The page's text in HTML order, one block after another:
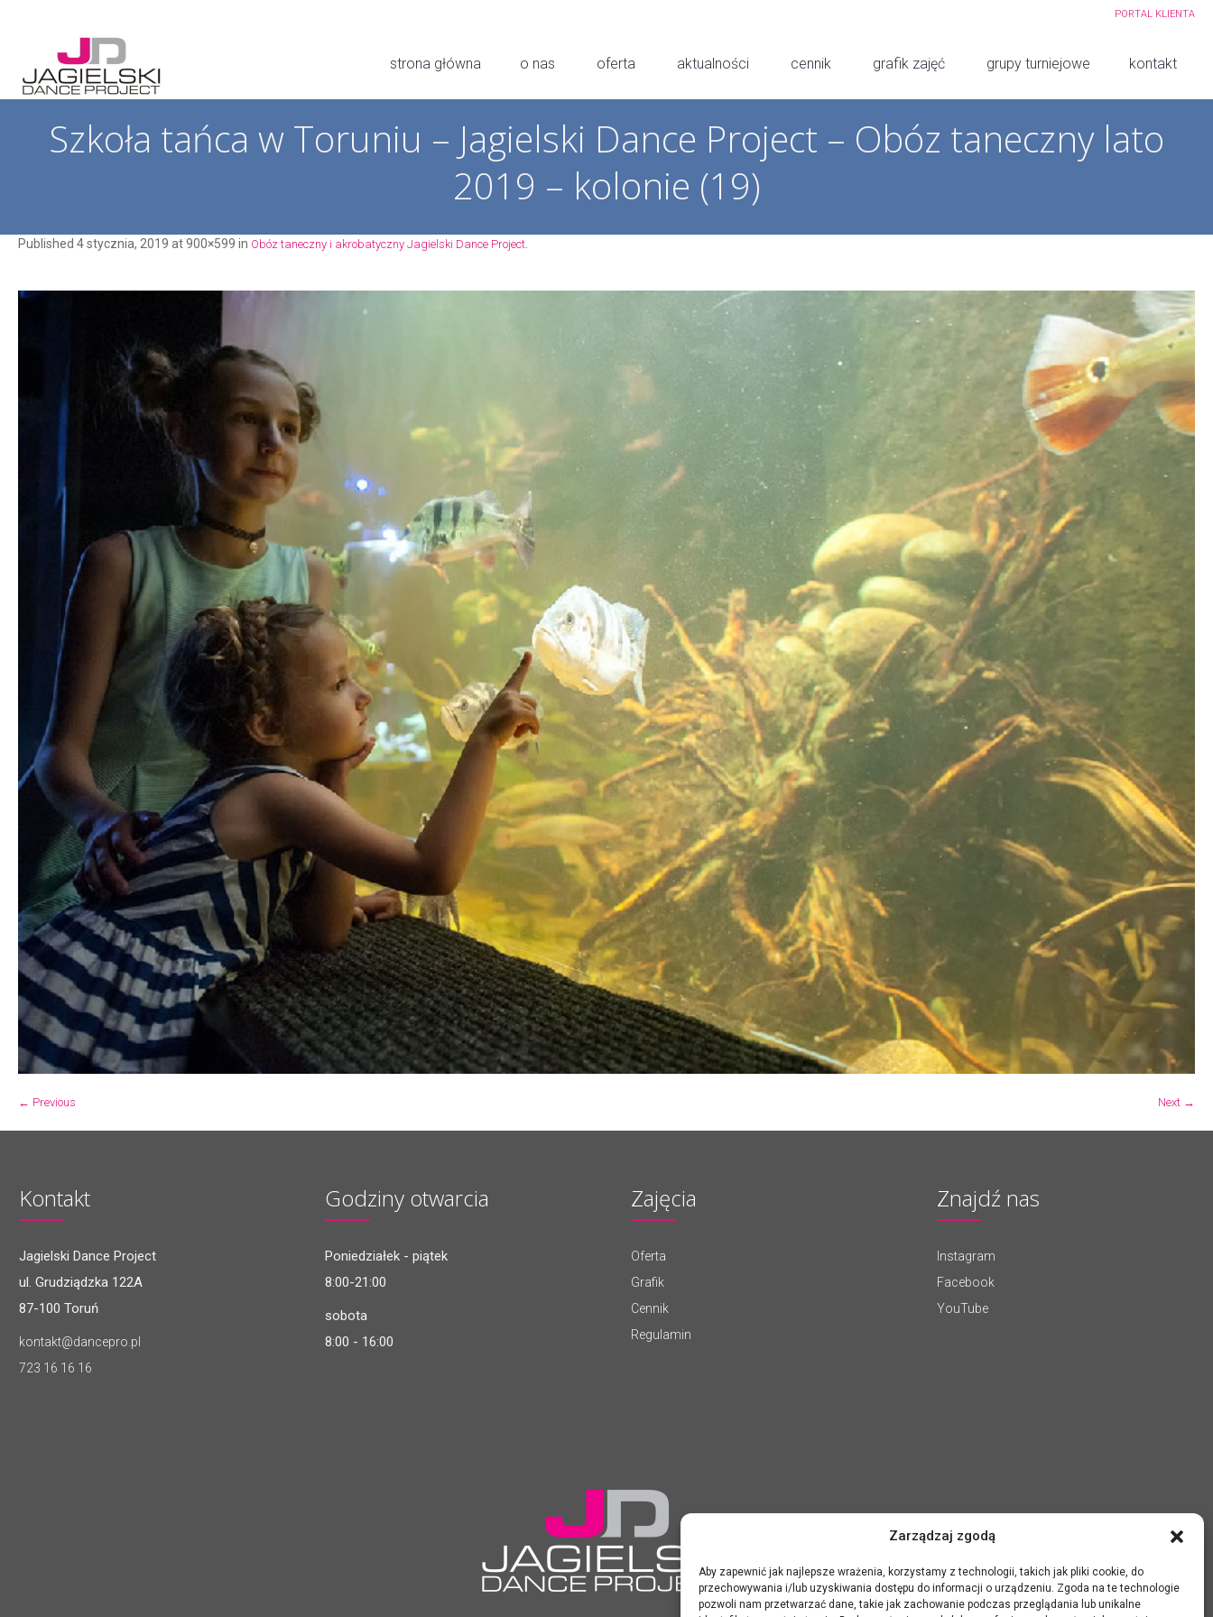
Zarządzaj zgodą
Aby zapewnić jak najlepsze wrażenia, korzystamy z technologii, takich jak pliki cookie, do
przechowywania i/lub uzyskiwania dostępu do informacji o urządzeniu. Zgoda na te technologie
pozwoli nam przetwarzać dane, takie jak zachowanie podczas przeglądania lub unikalne
PORTAL KLIENTA
strona główna o nas oferta aktualności cennik grafik zajęć grupy turniejowe kontakt
Szkoła tańca w Toruniu – Jagielski Dance Project – Obóz taneczny lato
2019 – kolonie (19)
Published 4 stycznia, 2019 at 900×599 in Obóz taneczny i akrobatyczny Jagielski Dance Project
← Previous Next →
Kontakt
Jagielski Dance Project
ul. Grudziądzka 122A
87-100 Toruń
kontakt@dancepro.pl
723 16 16 16
Godziny otwarcia
Poniedziałek - piątek
8:00-21:00
sobota
8:00 - 16:00
Zajęcia
Oferta
Grafik
Cennik
Regulamin
Znajdź nas
Instagram
Facebook
YouTube